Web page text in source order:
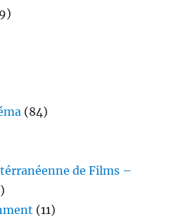
(84)
de Films –
(11)